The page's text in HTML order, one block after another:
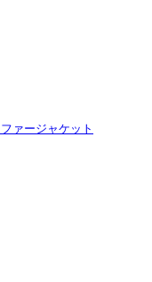
ァージャケット